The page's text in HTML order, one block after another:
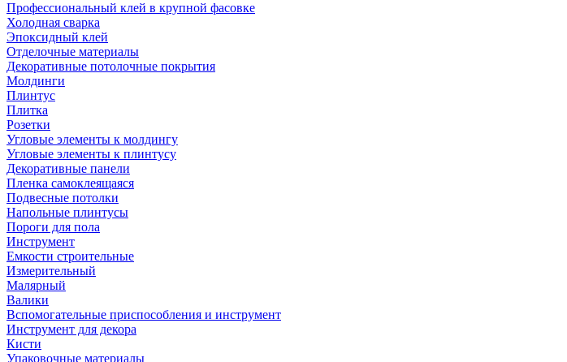
Профессиональный клей в крупной фасовке
Холодная сварка
Эпоксидный клей
Отделочные материалы
Декоративные потолочные покрытия
Молдинги
Плинтус
Плитка
Розетки
Угловые элементы к молдингу
Угловые элементы к плинтусу
Декоративные панели
Пленка самоклеящаяся
Подвесные потолки
Напольные плинтусы
Пороги для пола
Инструмент
Емкости строительные
Измерительный
Малярный
Валики
Вспомогательные приспособления и инструмент
Инструмент для декора
Кисти
Упаковочные материалы